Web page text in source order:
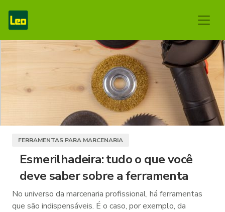
FERRAMENTAS PARA MARCENARIA
Esmerilhadeira: tudo o que você
deve saber sobre a ferramenta
No universo da marcenaria profissional, há ferramentas
que são indispensáveis. É o caso, por exemplo, da